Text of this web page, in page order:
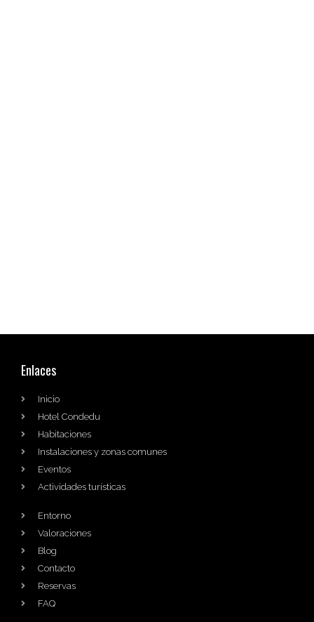
Enlaces
Inicio
Hotel Condedu
Habitaciones
Instalaciones y zonas comunes
Eventos
Actividades turísticas
Entorno
Valoraciones
Blog
Contacto
Reservas
FAQ